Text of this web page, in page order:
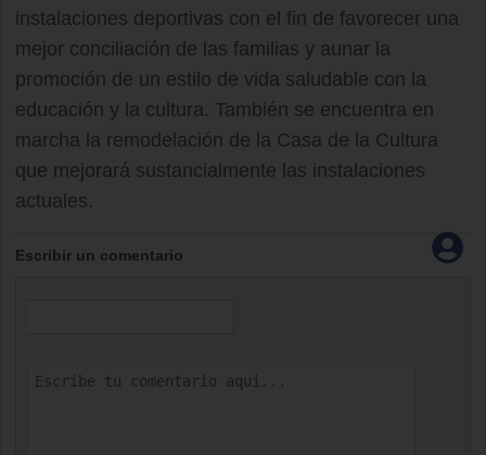
instalaciones deportivas con el fin de favorecer una
mejor conciliación de las familias y aunar la
promoción de un estilo de vida saludable con la
educación y la cultura. También se encuentra en
marcha la remodelación de la Casa de la Cultura
que mejorará sustancialmente las instalaciones
actuales.
Escribir un comentario